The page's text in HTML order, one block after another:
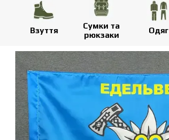
Взуття
Сумки та
рюкзаки
Одяг